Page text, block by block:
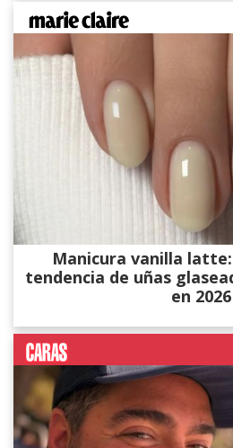
Manicura vanilla
tendencia de uñas
en 2026